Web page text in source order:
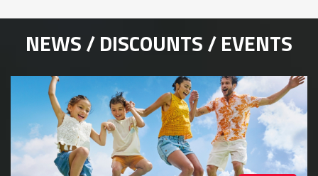
NEWS / DISCOUNTS / EVENTS